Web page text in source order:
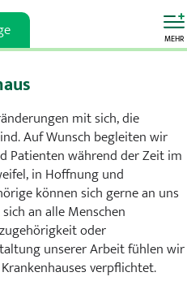
MEHR
mit sich, die
Auf Wunsch begleiten wir
Patienten während der Zeit im
in Hoffnung und
können sich gerne an uns
an alle Menschen
oder
unserer Arbeit fühlen wir
verpflichtet.